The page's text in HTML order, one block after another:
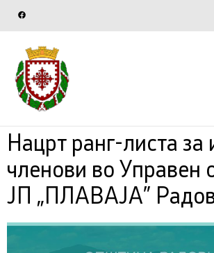
Нацрт ранг-листа за
членови во Управен
ЈП „ПЛАВАЈА”